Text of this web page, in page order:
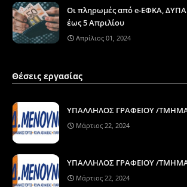
Οι πληρωμές από e-ΕΦΚΑ, ΔΥΠΑ
έως 5 Απριλίου
Απρίλιος 01, 2024
Θέσεις εργασίας
ΥΠΑΛΛΗΛΟΣ ΓΡΑΦΕΙΟΥ /
Μάρτιος 22, 2024
ΥΠΑΛΛΗΛΟΣ ΓΡΑΦΕΙΟΥ /ΤΜΗΜΑ
Μάρτιος 22, 2024